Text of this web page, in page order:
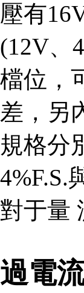
壓有
(12V、
檔位，
差，另
規格分
4%F.S.
對于量
過電